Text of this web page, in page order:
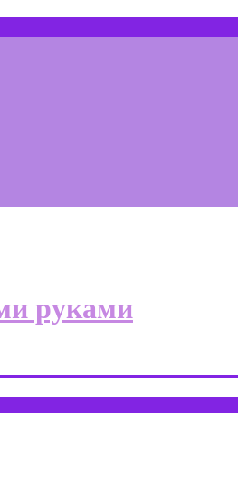
руками